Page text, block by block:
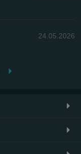
24.05.2026